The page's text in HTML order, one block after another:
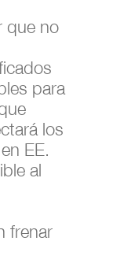
que no
para
los
EE.
al
frenar